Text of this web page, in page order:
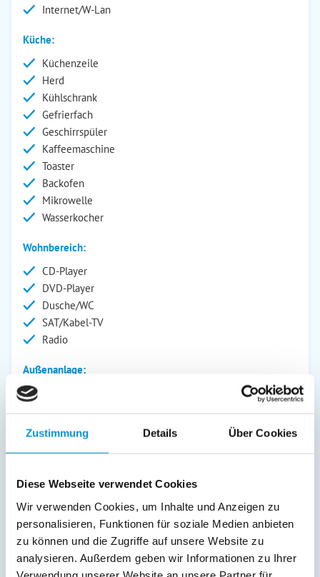
Zustimmung Details Über Cookies
Diese Webseite verwendet Cookies
Wir verwenden Cookies, um Inhalte und Anzeigen zu
personalisieren, Funktionen für soziale Medien anbieten
zu können und die Zugriffe auf unsere Website zu
analysieren. Außerdem geben wir Informationen zu Ihrer
Internet/W-Lan
Küche:
Küchenzeile
Herd
Kühlschrank
Gefrierfach
Geschirrspüler
Kaffeemaschine
Toaster
Backofen
Mikrowelle
Wasserkocher
Wohnbereich:
CD-Player
DVD-Player
Dusche/WC
SAT/Kabel-TV
Radio
Außenanlage:
Grill
Gartenstühle
Service:
Geschirrtücher inkl.
Verpflegung:
Brötchenservice